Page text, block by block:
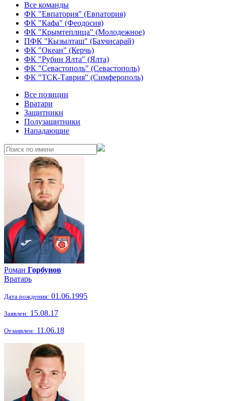
Все команды
ФК "Евпатория" (Евпатория)
ФК "Кафа" (Феодосия)
ФК "Крымтеплица" (Молодежное)
ПФК "Кызылташ" (Бахчисарай)
ФК "Океан" (Керчь)
ФК "Рубин Ялта" (Ялта)
ФК "Севастополь" (Севастополь)
ФК "ТСК-Таврия" (Симферополь)
Все позиции
Вратари
Защитники
Полузащитники
Нападающие
Роман Горбунов
Вратарь
Дата рождения: 01.06.1995
Заявлен: 15.08.17
Отзаявлен: 11.06.18